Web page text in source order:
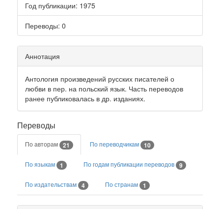
Год публикации: 1975
Переводы: 0
Аннотация
Антология произведений русских писателей о
любви в пер. на польский язык. Часть переводов
ранее публиковалась в др. изданиях.
Переводы
По авторам 21 По переводчикам 10
По языкам 1 По годам публикации переводов 9
По издательствам 4 По странам 1